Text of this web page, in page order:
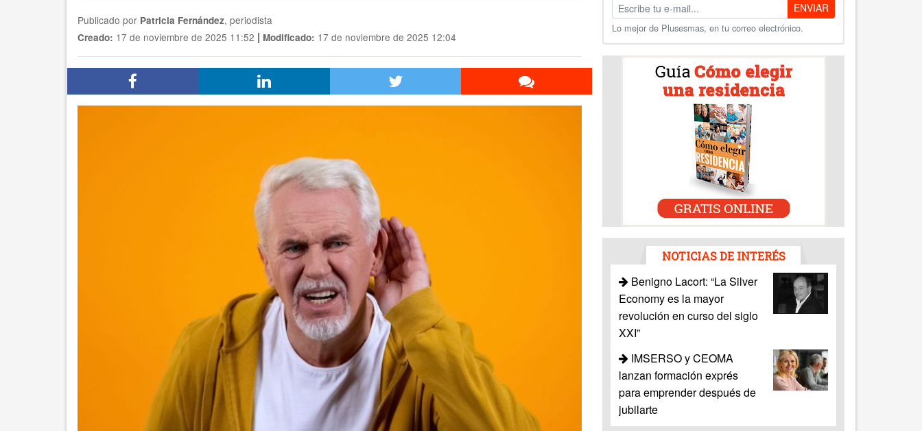
Publicado por Patricia Fernández, periodista
Creado: 17 de noviembre de 2025 11:52 | Modificado: 17 de noviembre de 2025 12:04
ENVIAR
Lo mejor de Plusesmas, en tu correo electrónico.
NOTICIAS DE INTERÉS
Benigno Lacort: “La Silver
Economy es la mayor
revolución en curso del siglo
XXI”
IMSERSO y CEOMA
lanzan formación exprés
para emprender después de
jubilarte